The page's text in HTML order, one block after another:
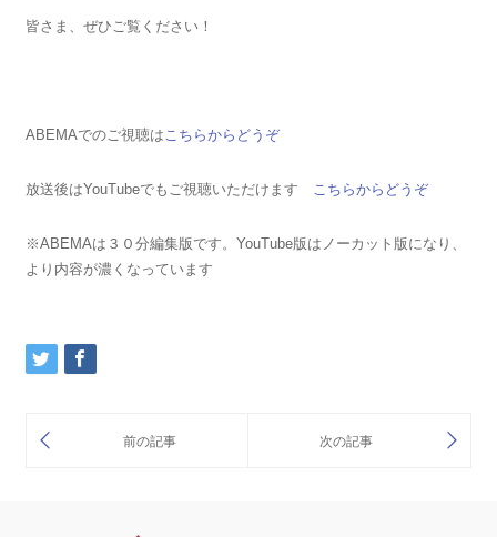
皆さま、ぜひご覧ください！
ABEMAでのご視聴はこちらからどうぞ
放送後はYouTubeでもご視聴いただけます こちらからどうぞ
※ABEMAは３０分編集版です。YouTube版はノーカット版になり、
より内容が濃くなっています